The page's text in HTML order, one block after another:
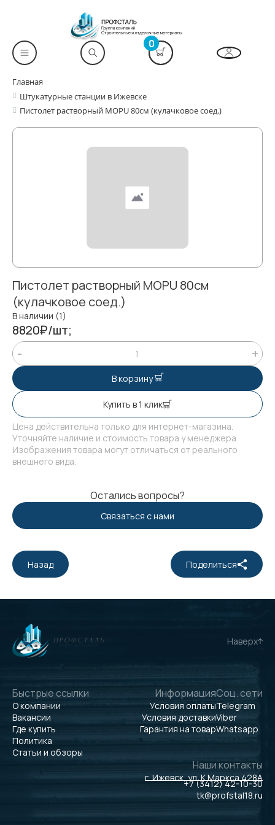
0
Главная
Штукатурные станции в Ижевске
Пистолет растворный MOPU 80см (кулачковое соед.)
Пистолет растворный MOPU 80см
(кулачковое соед.)
В наличии (1)
8820₽/шт;
В корзину
Купить в 1 клик
Цена действительна только для интернет-магазина.
Уточняйте наличие и стоимость товара у менеджера.
Изображения товара могут отличаться от реального
внешнего вида.
Остались вопросы?
Связаться с нами
Назад Поделиться
Наверх
Быстрые ссылки
О компании
Вакансии
Где купить
Политика
Статьи и обзоры
Информация
Условия оплаты
Условия доставки
Гарантия на товар
Соц. сети
Telegram
Viber
Whatsapp
Наши контакты
г. Ижевск, ул. К.Маркса 428А
+7 (3412) 42-10-30
tk@profstal18.ru